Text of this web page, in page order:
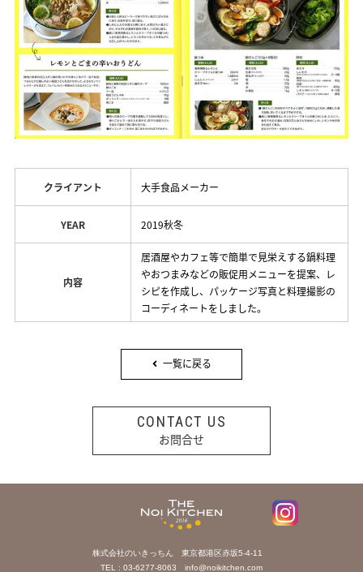
クライアント 大手食品メーカー
YEAR 2019秋冬
内容
居酒屋やカフェ等で簡単で見栄えする鍋料理
やおつまみなどの販促用メニューを提案、レ
シピを作成し、パッケージ写真と料理撮影の
コーディネートをしました。
一覧に戻る
CONTACT US
お問合せ
株式会社のいきっちん 東京都港区赤坂5-4-11
TEL : 03-6277-8063
info@noikitchen.com